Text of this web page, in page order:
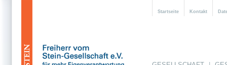
Startseite Kontakt